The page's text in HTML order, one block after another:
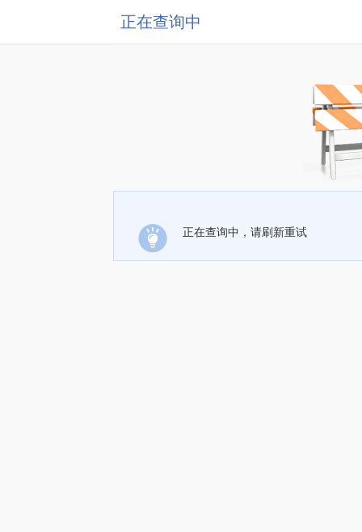
正在查询中
正在查询中，请刷新重试